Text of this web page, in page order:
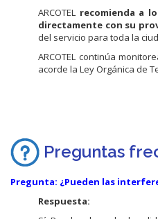
ARCOTEL recomienda a
directamente con su
del servicio para toda la
ARCOTEL continúa
acorde la Ley Orgánica de
Preguntas
Pregunta: ¿Pueden las
Respuesta: